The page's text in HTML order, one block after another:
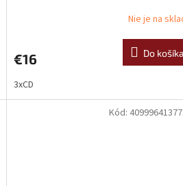
Nie je na
€16 Do košíka
3xCD
Kód: